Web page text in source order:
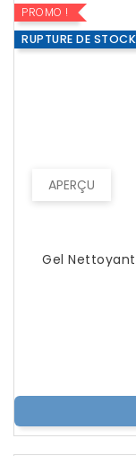
APERÇU
PROMO !
RUPTURE DE STOCK
Gel